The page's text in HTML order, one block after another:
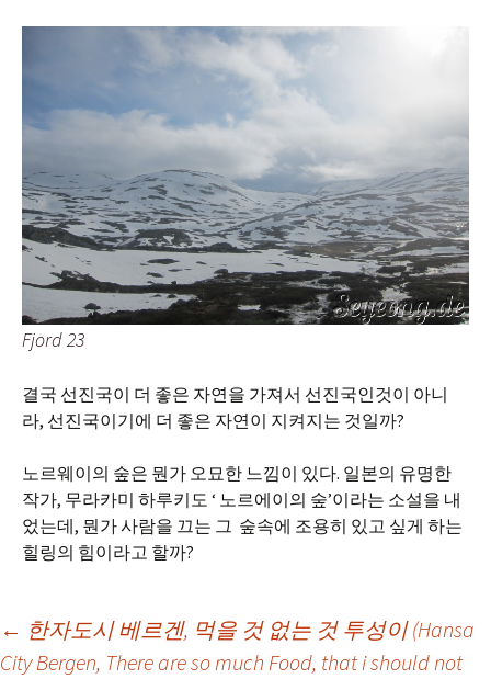
Fjord 23
결국 선진국이 더 좋은 자연을 가져서 선진국인것이 아니
라, 선진국이기에 더 좋은 자연이 지켜지는 것일까?
노르웨이의 숲은 뭔가 오묘한 느낌이 있다. 일본의 유명한
작가, 무라카미 하루키도 ‘ 노르에이의 숲’이라는 소설을 내
었는데, 뭔가 사람을 끄는 그 숲속에 조용히 있고 싶게 하는
힐링의 힘이라고 할까?
Post
← 한자도시 베르겐, 먹을 것 없는 것 투성이 (Hansa
City Bergen, There are so much Food, that i should not